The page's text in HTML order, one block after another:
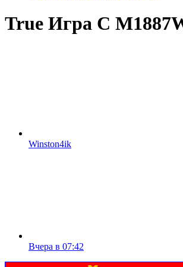
True Игра С
Winston4ik
Вчера в 07:42